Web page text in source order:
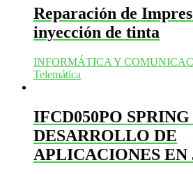
Reparación de
inyección de tinta
INFORMÁTICA Y
Telemática
IFCD050PO
DESARROLLO DE
APLICACIONES EN